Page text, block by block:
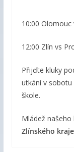
10:00 Olomouc
12:00 Zlín vs
Přijďte kluky
utkání v
škole.
Mládež
Zlínského kraje